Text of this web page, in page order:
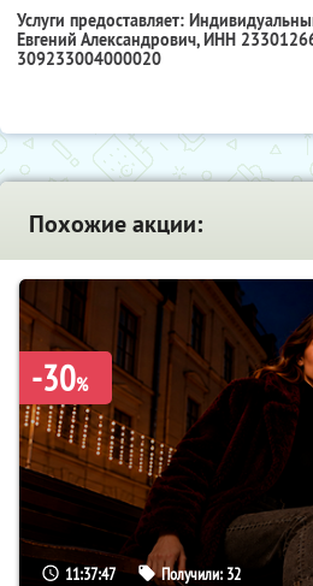
Услуги предоставляет:
Евгений Александрович,ИНН
309233004000020
Похожие акции:
-30%
11:37:46 Получили: 32